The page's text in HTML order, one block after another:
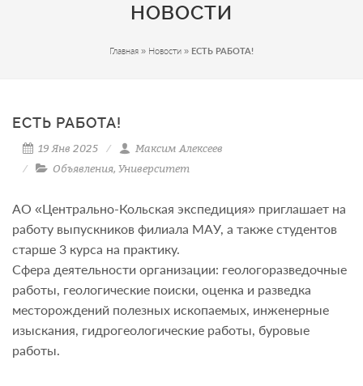
НОВОСТИ
Главная » Новости » ЕСТЬ РАБОТА!
ЕСТЬ РАБОТА!
19 Янв 2025
Максим Алексеев
Объявления, Университет
АО «Центрально-Кольская экспедиция» приглашает на
работу выпускников филиала МАУ, а также студентов
старше 3 курса на практику.
Сфера деятельности организации: геологоразведочные
работы, геологические поиски, оценка и разведка
месторождений полезных ископаемых, инженерные
изыскания, гидрогеологические работы, буровые
работы.